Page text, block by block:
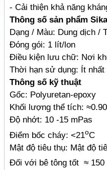
- Cải thiện khả năng
Thông số sản phẩm
Dạng / Màu: Dung dịch /
Đóng gói: 1 lít/lon
Điều kiện lưu chữ: Nơi
Thời hạn sử dụng: Ít
Thông số kỹ thuật
Gốc: Polyuretan-epoxy
Khối lượng thể tích:
Độ nhớt: 10 -15 mPas
Điểm bốc cháy: <21oC
Mật độ tiêu thụ: Mật độ
Đối với bê tông tốt ≈ 150